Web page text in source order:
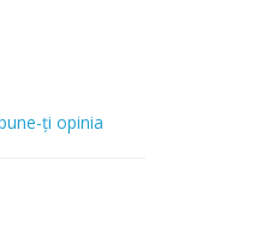
ţi opinia